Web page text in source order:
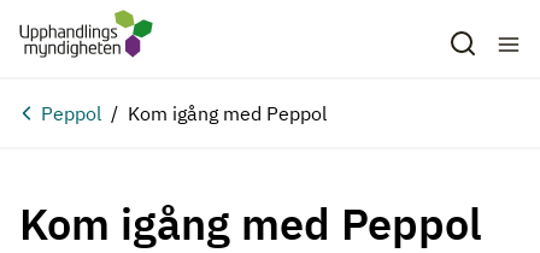
Hoppa till huvudinnehåll
Peppol Kom igång med Peppol
Kom igång med Peppol